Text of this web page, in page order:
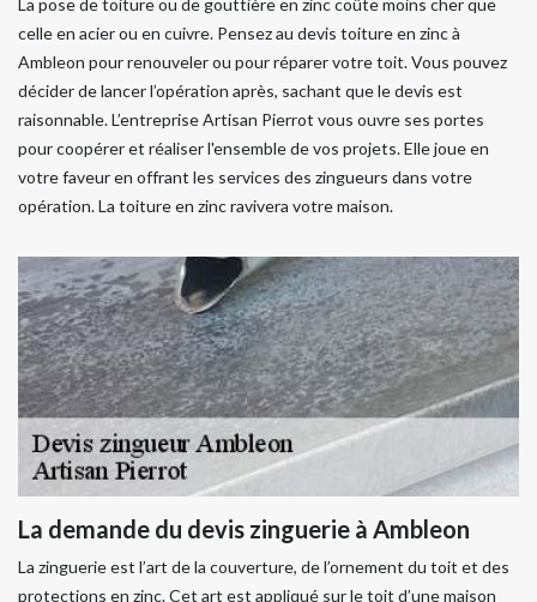
La pose de toiture ou de gouttière en zinc coûte moins cher que
celle en acier ou en cuivre. Pensez au devis toiture en zinc à
Ambleon pour renouveler ou pour réparer votre toit. Vous pouvez
décider de lancer l’opération après, sachant que le devis est
raisonnable. L’entreprise Artisan Pierrot vous ouvre ses portes
pour coopérer et réaliser l'ensemble de vos projets. Elle joue en
votre faveur en offrant les services des zingueurs dans votre
opération. La toiture en zinc ravivera votre maison.
La demande du devis zinguerie à Ambleon
La zinguerie est l’art de la couverture, de l’ornement du toit et des
protections en zinc. Cet art est appliqué sur le toit d’une maison